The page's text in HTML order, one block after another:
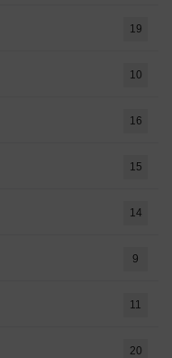
19
10
16
15
14
9
11
20